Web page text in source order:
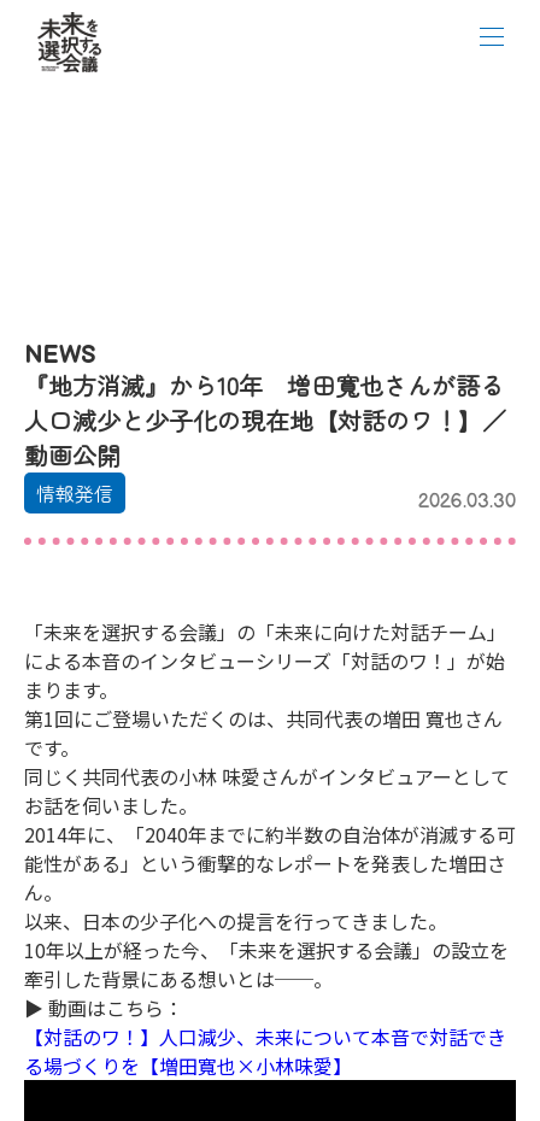
NEWS
『地方消滅』から10年 増田寬也さんが語る
人口減少と少子化の現在地【対話のワ！】／
動画公開
情報発信 2026.03.30
「未来を選択する会議」の「未来に向けた対話チーム」
による本音のインタビューシリーズ「対話のワ！」が始
まります。
第1回にご登場いただくのは、共同代表の増田 寬也さん
です。
同じく共同代表の小林 味愛さんがインタビュアーとして
お話を伺いました。
2014年に、「2040年までに約半数の自治体が消滅する可
能性がある」という衝撃的なレポートを発表した増田さ
ん。
以来、日本の少子化への提言を行ってきました。
10年以上が経った今、「未来を選択する会議」の設立を
牽引した背景にある想いとは──。
▶ 動画はこちら：
【対話のワ！】人口減少、未来について本音で対話でき
る場づくりを【増田寬也×小林味愛】